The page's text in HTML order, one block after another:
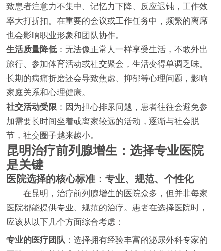
致患者注意力不集中、记忆力下降、反应迟钝，工作效
率大打折扣。在重要的会议或工作任务中，频繁的离席
也会影响职业形象和团队协作。
生活质量降低 ：无法像正常人一样享受生活，不敢外出
旅行、参加体育活动或社交聚会，生活变得单调乏味。
长期的病痛折磨还会导致焦虑、抑郁等心理问题，影响
家庭关系和心理健康。
社交活动受限 ：因为担心排尿问题，患者往往会避免参
加需要长时间坐着或离家较远的活动，逐渐与社会脱
节，社交圈子越来越小。
昆明治疗前列腺增生：选择专业医院
是关键
医院选择的核心标准：专业、规范、个性化
在昆明，治疗前列腺增生的医院众多，但并非每家
医院都能提供专业、规范的治疗。患者在选择医院时，
应该从以下几个方面综合考虑：
专业的医疗团队 ：选择拥有经验丰富的泌尿外科专家的